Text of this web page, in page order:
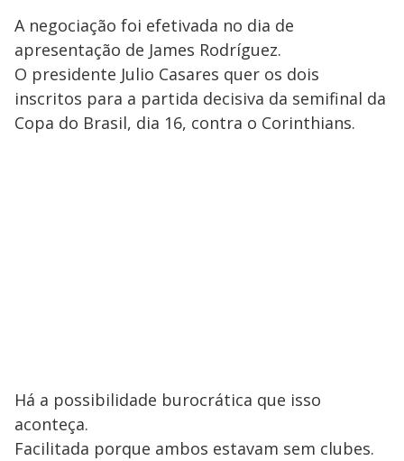
A negociação foi efetivada no dia de
apresentação de James Rodríguez.
O presidente Julio Casares quer os dois
inscritos para a partida decisiva da semifinal da
Copa do Brasil, dia 16, contra o Corinthians.
Há a possibilidade burocrática que isso
aconteça.
Facilitada porque ambos estavam sem clubes.